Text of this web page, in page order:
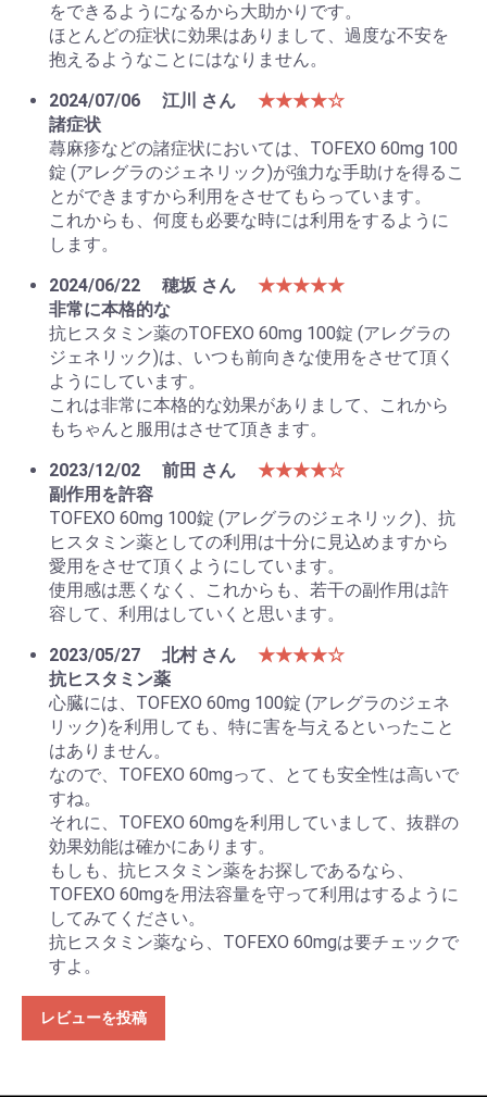
をできるようになるから大助かりです。
ほとんどの症状に効果はありまして、過度な不安を
抱えるようなことにはなりません。
2024/07/06
江川 さん
★★★★☆
諸症状
蕁麻疹などの諸症状においては、TOFEXO 60mg 100
錠 (アレグラのジェネリック)が強力な手助けを得るこ
とができますから利用をさせてもらっています。
これからも、何度も必要な時には利用をするように
します。
2024/06/22
穂坂 さん
★★★★★
非常に本格的な
抗ヒスタミン薬のTOFEXO 60mg 100錠 (アレグラの
ジェネリック)は、いつも前向きな使用をさせて頂く
ようにしています。
これは非常に本格的な効果がありまして、これから
もちゃんと服用はさせて頂きます。
2023/12/02
前田 さん
★★★★☆
副作用を許容
TOFEXO 60mg 100錠 (アレグラのジェネリック)、抗
ヒスタミン薬としての利用は十分に見込めますから
愛用をさせて頂くようにしています。
使用感は悪くなく、これからも、若干の副作用は許
容して、利用はしていくと思います。
2023/05/27
北村 さん
★★★★☆
抗ヒスタミン薬
心臓には、TOFEXO 60mg 100錠 (アレグラのジェネ
リック)を利用しても、特に害を与えるといったこと
はありません。
なので、TOFEXO 60mgって、とても安全性は高いで
すね。
それに、TOFEXO 60mgを利用していまして、抜群の
効果効能は確かにあります。
もしも、抗ヒスタミン薬をお探しであるなら、
TOFEXO 60mgを用法容量を守って利用はするように
してみてください。
抗ヒスタミン薬なら、TOFEXO 60mgは要チェックで
すよ。
レビューを投稿